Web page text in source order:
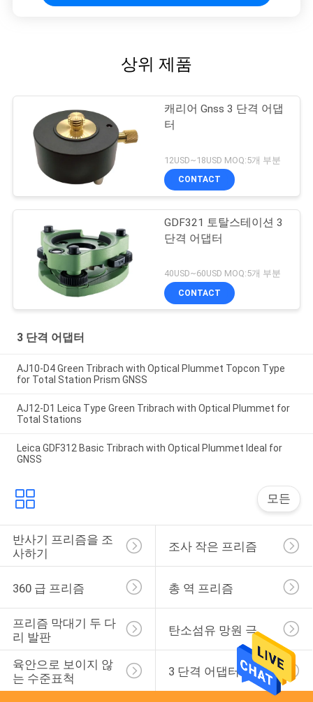
상위 제품
캐리어 Gnss 3 단격 어댑
터
12USD~18USD MOQ:5개 부분
CONTACT
GDF321 토탈스테이션 3
단격 어댑터
40USD~60USD MOQ:5개 부분
CONTACT
3 단격 어댑터
AJ10-D4 Green Tribrach with Optical Plummet Topcon Type
for Total Station Prism GNSS
AJ12-D1 Leica Type Green Tribrach with Optical Plummet for
Total Stations
Leica GDF312 Basic Tribrach with Optical Plummet Ideal for
GNSS
모든
반사기 프리즘을 조
사하기
조사 작은 프리즘
360 급 프리즘 총 역 프리즘
프리즘 막대기 두 다
리 발판
탄소섬유 망원 극
육안으로 보이지 않
는 수준표척
3 단격 어댑터